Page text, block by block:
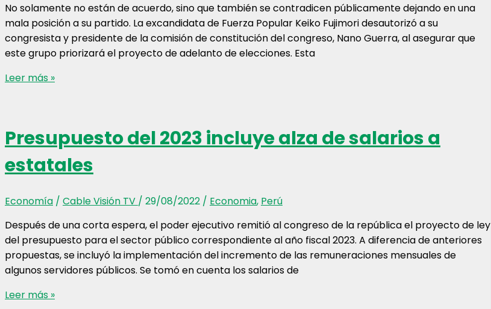
No solamente no están de acuerdo, sino que también se contradicen públicamente dejando en una
mala posición a su partido. La excandidata de Fuerza Popular Keiko Fujimori desautorizó a su
congresista y presidente de la comisión de constitución del congreso, Nano Guerra, al asegurar que
este grupo priorizará el proyecto de adelanto de elecciones. Esta
Keiko
bancada
contradicen
el
de
elecciones
Leer más »
Presupuesto del 2023 incluye alza de salarios a
estatales
Economía / Cable Visión TV / 29/08/2022 / Economia, Perú
Después de una corta espera, el poder ejecutivo remitió al congreso de la república el proyecto de ley
del presupuesto para el sector público correspondiente al año fiscal 2023. A diferencia de anteriores
propuestas, se incluyó la implementación del incremento de las remuneraciones mensuales de
algunos servidores públicos. Se tomó en cuenta los salarios de
Presupuesto
Leer más »